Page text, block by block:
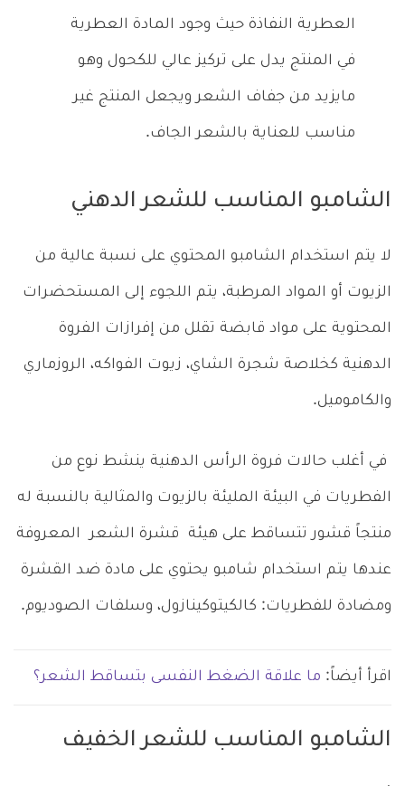
العطرية النفاذة حيث وجود المادة العطرية
في المنتج يدل على تركيز عالي للكحول وهو
مايزيد من جفاف الشعر ويجعل المنتج غير
مناسب للعناية بالشعر الجاف.
الشامبو المناسب للشعر الدهني
لا يتم استخدام الشامبو المحتوي على نسبة عالية من
الزيوت أو المواد المرطبة، يتم اللجوء إلى المستحضرات
المحتوية على مواد قابضة تقلل من إفرازات الفروة
الدهنية كخلاصة شجرة الشاي، زيوت الفواكه، الروزماري
والكاموميل.
في أغلب حالات فروة الرأس الدهنية ينشط نوع من
الفطريات في البيئة المليئة بالزيوت والمثالية بالنسبة له
منتجاً قشور تتساقط على هيئة قشرة الشعر المعروفة
عندها يتم استخدام شامبو يحتوي على مادة ضد القشرة
ومضادة للفطريات: كالكيتوكينازول، وسلفات الصوديوم.
اقرأ أيضاً: ما علاقة الضغط النفسى بتساقط الشعر؟
الشامبو المناسب للشعر الخفيف